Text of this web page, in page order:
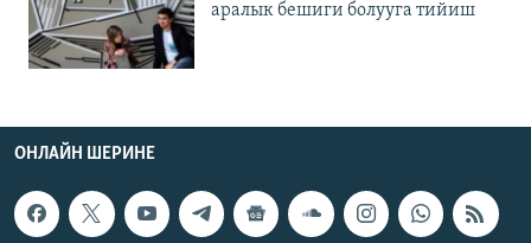
аралык бешиги болууга тийиш
ОНЛАЙН ШЕРИНЕ